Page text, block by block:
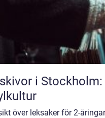
i
över leksaker för 2-